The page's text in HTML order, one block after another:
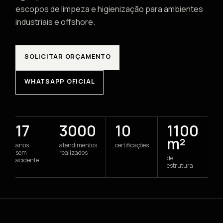
escopos de limpeza e higienização para ambientes
industriais e offshore.
SOLICITAR ORÇAMENTO
WHATSAPP OFICIAL
17
anos
sem
acidente
3000
atendimentos
realizados
10
certificações
1100
m²
de
estrutura